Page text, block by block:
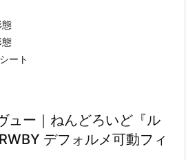
態
態
ート
ュー｜ねんどろいど『ル
デフォルメ可動フィ